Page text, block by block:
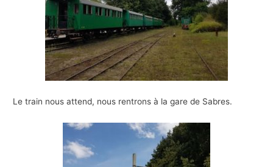
Le train nous attend, nous rentrons à la gare de Sabres.